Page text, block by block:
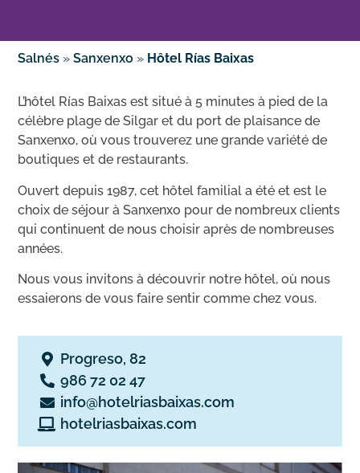
Salnés »Sanxenxo » Hôtel Rías Baixas
L’hôtel Rías Baixas est situé à 5 minutes à pied de la
célèbre plage de Silgar et du port de plaisance de
Sanxenxo, où vous trouverez une grande variété de
boutiques et de restaurants.
Ouvert depuis 1987, cet hôtel familial a été et est le
choix de séjour à Sanxenxo pour de nombreux clients
qui continuent de nous choisir après de nombreuses
années.
Nous vous invitons à découvrir notre hôtel, où nous
essaierons de vous faire sentir comme chez vous.
Progreso, 82
986 72 02 47
info@hotelriasbaixas.com
hotelriasbaixas.com